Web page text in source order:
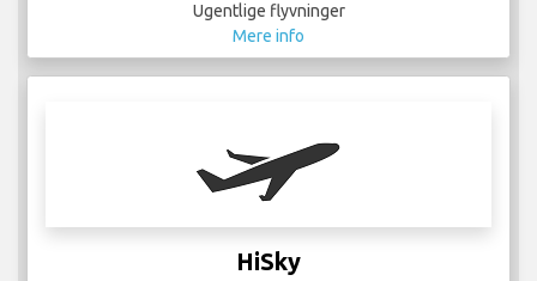
Ugentlige flyvninger
Mere info
HiSky